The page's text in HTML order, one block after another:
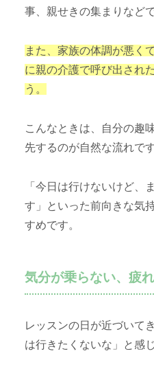
事、親せきの集まりなどで
また、家族の体調が悪く
に親の介護で呼び出され
う。
こんなときは、自分の趣
先するのが自然な流れです
「今日は行けないけど、
す」といった前向きな気
すめです。
気分が乗らない、疲
レッスンの日が近づいて
は行きたくないな」と感